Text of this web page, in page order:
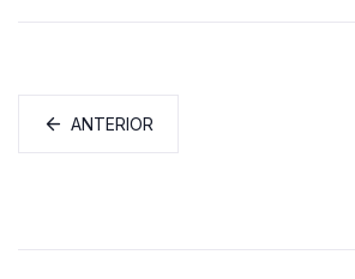
ANTERIOR